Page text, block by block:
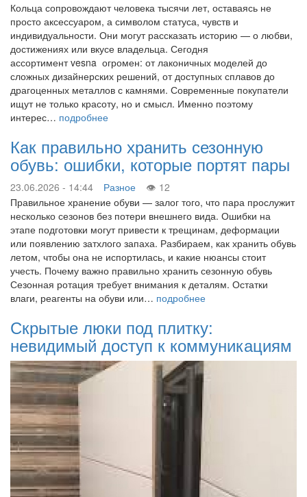
Кольца сопровождают человека тысячи лет, оставаясь не
просто аксессуаром, а символом статуса, чувств и
индивидуальности. Они могут рассказать историю — о любви,
достижениях или вкусе владельца. Сегодня
ассортимент vesna огромен: от лаконичных моделей до
сложных дизайнерских решений, от доступных сплавов до
драгоценных металлов с камнями. Современные покупатели
ищут не только красоту, но и смысл. Именно поэтому
интерес… подробнее
Как правильно хранить сезонную
обувь: ошибки, которые портят пары
23.06.2026 - 14:44 Разное
12
Правильное хранение обуви — залог того, что пара прослужит
несколько сезонов без потери внешнего вида. Ошибки на
этапе подготовки могут привести к трещинам, деформации
или появлению затхлого запаха. Разбираем, как хранить обувь
летом, чтобы она не испортилась, и какие нюансы стоит
учесть. Почему важно правильно хранить сезонную обувь
Сезонная ротация требует внимания к деталям. Остатки
влаги, реагенты на обуви или… подробнее
Скрытые люки под плитку:
невидимый доступ к коммуникациям